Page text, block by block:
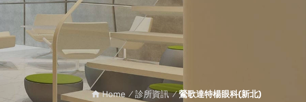
Home 診所資訊 鶯歌達特楊眼科(新北)